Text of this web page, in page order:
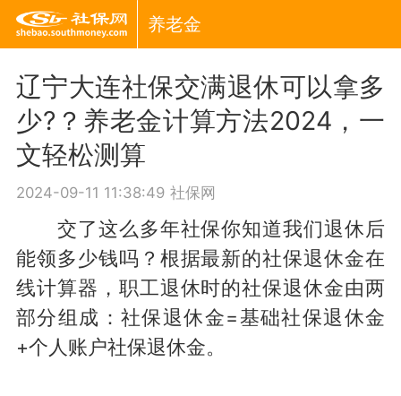
养老金
辽宁大连社保交满退休可以拿多
少?？养老金计算方法2024，一
文轻松测算
2024-09-11 11:38:49 社保网
交了这么多年社保你知道我们退休后
能领多少钱吗？根据最新的社保退休金在
线计算器，职工退休时的社保退休金由两
部分组成：社保退休金=基础社保退休金
+个人账户社保退休金。